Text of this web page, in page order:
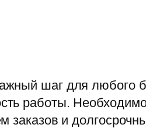
шаг для любого
работы.
заказов и